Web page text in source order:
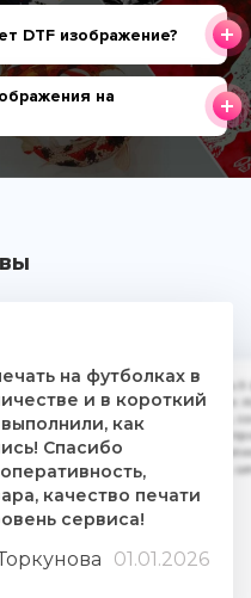
DTF изображение?
на
на футболках в
и в короткий
как
Спасибо
качество печати
сервиса!
01.01.2026
Дочке на 18-летие решили заказать
Времени было всего сутки.
взялись за работу, сделали макеты,
Огромное им спасибо. Дочка была
свое дело и отдаются ему
людьми. Качество печати